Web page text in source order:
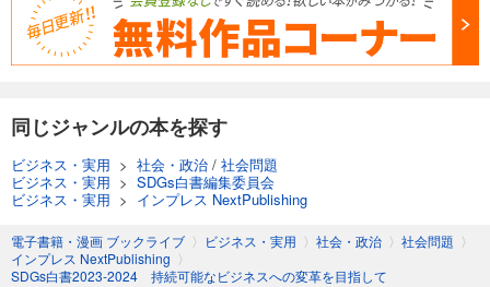
同じジャンルの本を探す
ビジネス・実用 > 社会・政治 / 社会問題
ビジネス・実用 > SDGs白書編集委員会
ビジネス・実用 > インプレス NextPublishing
電子書籍・漫画 ブックライブ 〉 ビジネス・実用 〉 社会・政治 〉 社会問題 〉
インプレス NextPublishing 〉
SDGs白書2023-2024 持続可能なビジネスへの変革を目指して